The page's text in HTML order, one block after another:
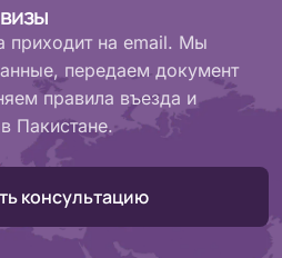
приходит на email. Мы
передаем документ
правила въезда и
Пакистане.
консультацию